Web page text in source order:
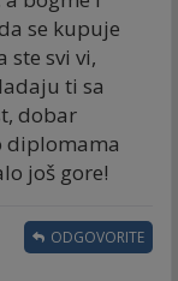
se kupuje
ste svi vi,
ti sa
dobar
diplomama
još gore!
ODGOVORITE